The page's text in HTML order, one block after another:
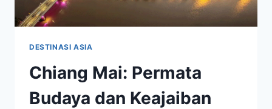
DESTINASI ASIA
Chiang Mai: Permata
Budaya dan Keajaiban